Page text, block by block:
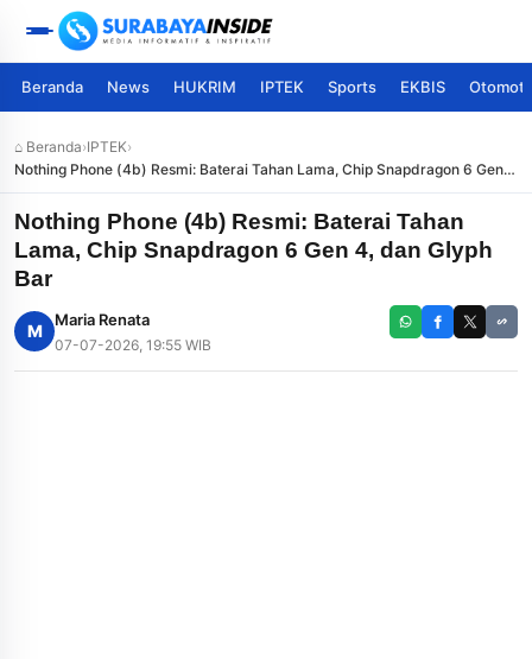
Beranda News HUKRIM IPTEK Sports EKBIS
⌂ Beranda›IPTEK›
Nothing Phone (4b) Resmi: Baterai Tahan Lama, Chip Snapdragon 6 Gen
4, dan Glyph Bar
Nothing Phone (4b) Resmi: Baterai Tahan
Lama, Chip Snapdragon 6 Gen 4, dan Glyph
Bar
M
Maria Renata
07-07-2026, 19:55 WIB